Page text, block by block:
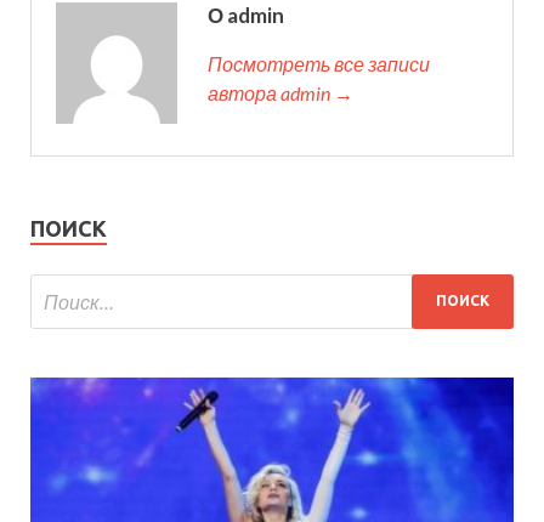
О admin
Посмотреть все записи
автора admin →
ПОИСК